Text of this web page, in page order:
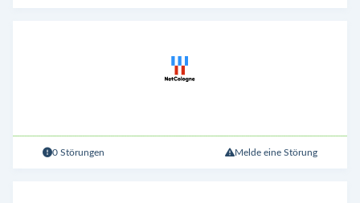
0 Störungen Melde eine Störung